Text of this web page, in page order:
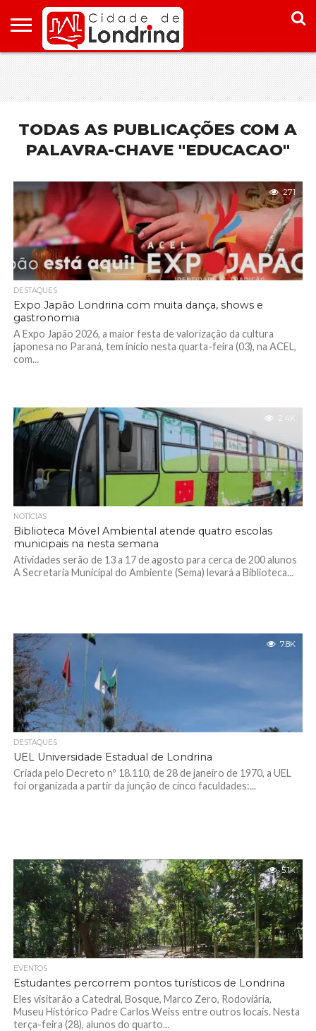
HOME
CONHEÇA
LONDRINA
PONTOS
TURÍSTICOS
ONDE
FICAR EM
LONDRINA
ONDE
COMER
EM
LONDRINA
TODAS AS PUBLICAÇÕES COM A
PALAVRA-CHAVE "EDUCACAO"
271
DESTAQUES
Expo Japão Londrina com muita dança, shows e
gastronomia
A Expo Japão 2026, a maior festa de valorização da cultura
japonesa no Paraná, tem início nesta quarta-feira (03), na ACEL,
com...
2.4K
NOTÍCIAS
Biblioteca Móvel Ambiental atende quatro escolas
municipais na nesta semana
Atividades serão de 13 a 17 de agosto para cerca de 200 alunos
A Secretaria Municipal do Ambiente (Sema) levará a Biblioteca...
7.8K
DESTAQUES
UEL Universidade Estadual de Londrina
Criada pelo Decreto nº 18.110, de 28 de janeiro de 1970, a UEL
foi organizada a partir da junção de cinco faculdades:...
5.1K
EVENTOS
Estudantes percorrem pontos turísticos de Londrina
Eles visitarão a Catedral, Bosque, Marco Zero, Rodoviária,
Museu Histórico Padre Carlos Weiss entre outros locais. Nesta
terça-feira (28), alunos do quarto...